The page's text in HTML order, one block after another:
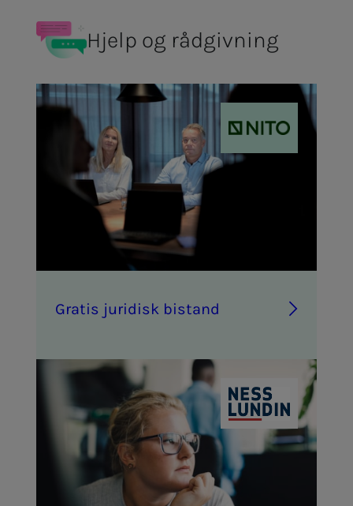
Hjelp og rådgivning
Gra­­­tis ju­ri­­­disk bi­­­stand